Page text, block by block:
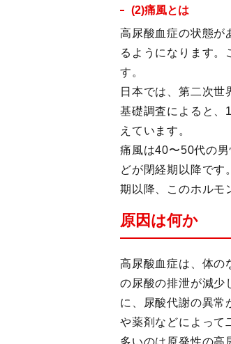
(2)痛風とは
高尿酸血症の状態が
るようになります
す。
日本では、第二次
基礎調査によると、
えています。
痛風は40〜50代の
どが閉経期以降です
期以降、このホルモ
原因は何か
高尿酸血症は、体の
の尿酸の排泄が減少
に、尿酸代謝の異常
や薬剤などによって